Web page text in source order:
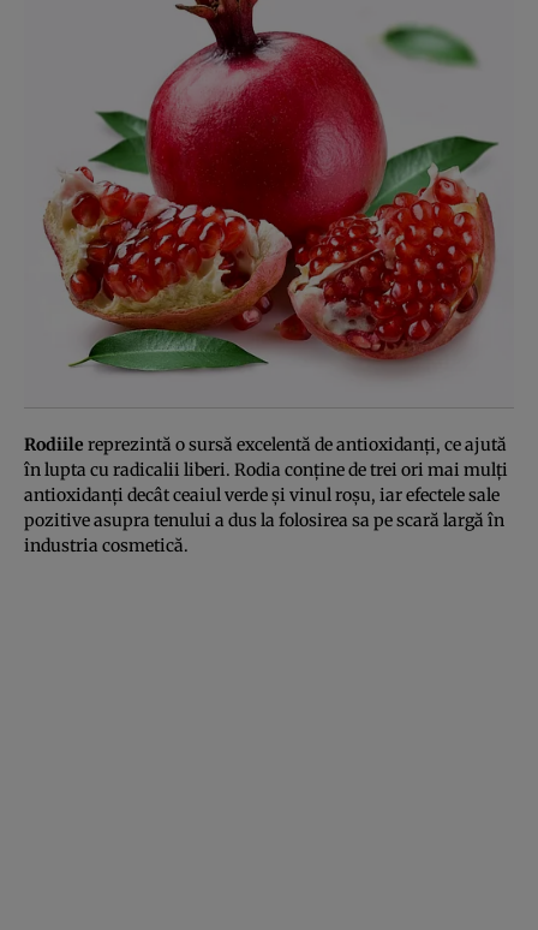
Rodiile reprezintă o sursă excelentă de antioxidanţi, ce ajută
în lupta cu radicalii liberi. Rodia conţine de trei ori mai mulţi
antioxidanţi decât ceaiul verde şi vinul roşu, iar efectele sale
pozitive asupra tenului a dus la folosirea sa pe scară largă în
industria cosmetică.